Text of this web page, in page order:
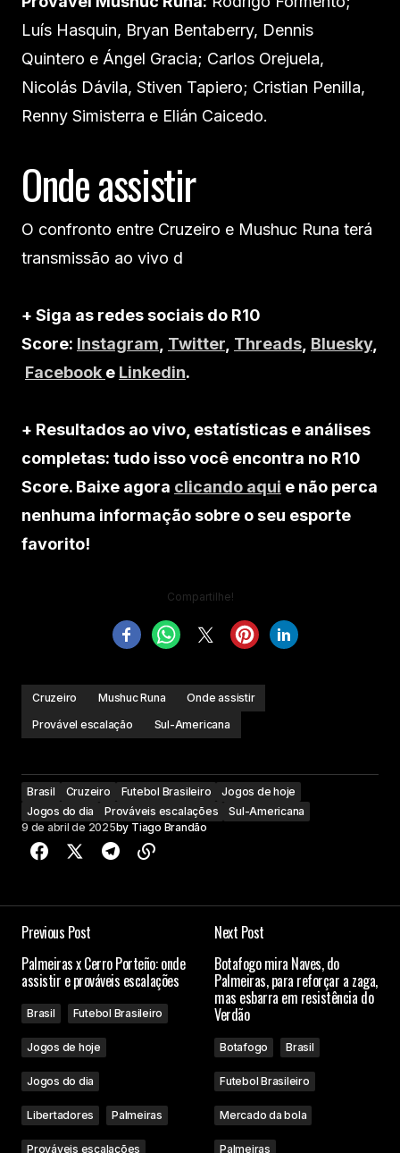
Luís Hasquin, Bryan Bentaberry, Dennis
Quintero e Ángel Gracia; Carlos Orejuela,
Nicolás Dávila, Stiven Tapiero; Cristian Penilla,
Renny Simisterra e Elián Caicedo.
Onde assistir
O confronto entre Cruzeiro e Mushuc Runa terá
transmissão ao vivo d
+ Siga as redes sociais do R10
Score: Instagram Twitter Threads Bluesky,
Facebook e Linkedin.
+ Resultados ao vivo, estatísticas e análises
completas: tudo isso você encontra no R10
Score. Baixe agora clicando aqui e não perca
nenhuma informação sobre o seu esporte
favorito!
Compartilhe!
Cruzeiro Mushuc Runa
Onde assistir
Provável escalação
Sul-Americana
Brasil Cruzeiro Futebol Brasileiro
Jogos de hoje
Jogos do dia
Prováveis escalações
Sul-Americana
9 de abril de 2025by Tiago Brandão
Previous Post
Palmeiras x Cerro Porteño: onde
assistir e prováveis escalações
Brasil Futebol Brasileiro
Jogos de hoje
Jogos do dia
Libertadores Palmeiras
Prováveis escalações
Next Post
Botafogo mira Naves, do
Palmeiras, para reforçar a zaga,
mas esbarra em resistência do
Verdão
Botafogo Brasil
Futebol Brasileiro
Mercado da bola
Palmeiras